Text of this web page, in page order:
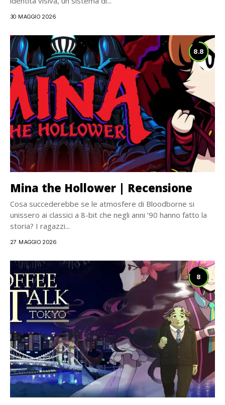
30 MAGGIO 2026
8.8
Mina the Hollower | Recensione
Cosa succederebbe se le atmosfere di Bloodborne si
unissero ai classici a 8-bit che negli anni ’90 hanno fatto la
storia? I ragazzi...
27 MAGGIO 2026
8